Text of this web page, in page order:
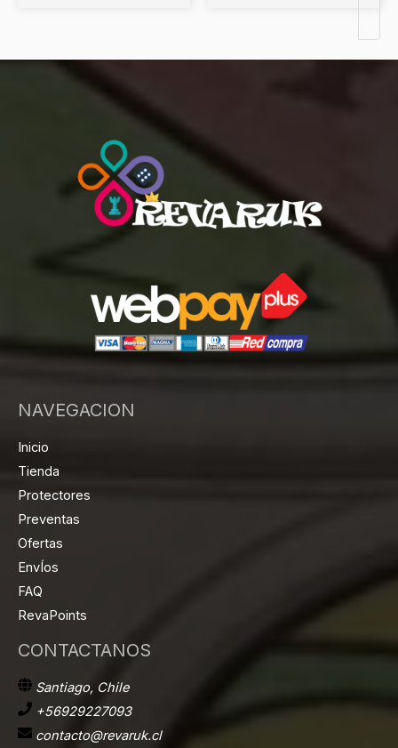
NAVEGACION
Inicio
Tienda
Protectores
Preventas
Ofertas
EnvÍos
FAQ
RevaPoints
CONTACTANOS
Santiago, Chile
+56929227093
contacto@revaruk.cl